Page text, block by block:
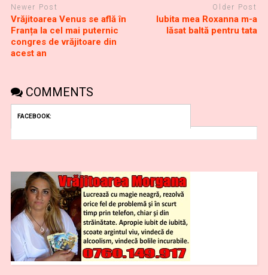
Newer Post
Vrăjitoarea Venus se află în
Franța la cel mai puternic
congres de vrăjitoare din
acest an
Older Post
Iubita mea Roxanna m-a
lăsat baltă pentru tata
COMMENTS
FACEBOOK: